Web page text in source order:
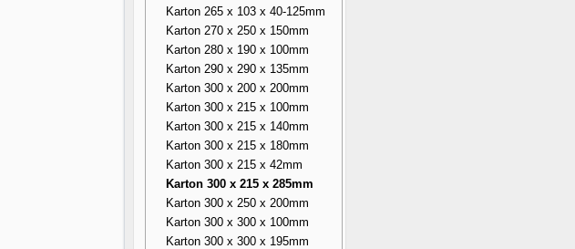
Karton 265 x 103 x 40-125mm
Karton 270 x 250 x 150mm
Karton 280 x 190 x 100mm
Karton 290 x 290 x 135mm
Karton 300 x 200 x 200mm
Karton 300 x 215 x 100mm
Karton 300 x 215 x 140mm
Karton 300 x 215 x 180mm
Karton 300 x 215 x 42mm
Karton 300 x 215 x 285mm
Karton 300 x 250 x 200mm
Karton 300 x 300 x 100mm
Karton 300 x 300 x 195mm